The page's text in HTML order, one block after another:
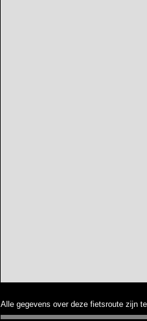
Alle gegevens over deze fietsroute zijn